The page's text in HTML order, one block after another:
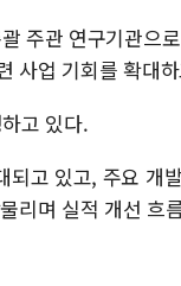
주관 연구기관으
사업 기회를 확대
고 있다.
고 있고, 주요 개
리며 실적 개선 흐